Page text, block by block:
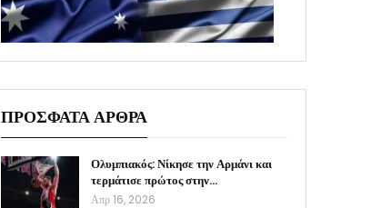
ΠΡΟΣΦΑΤΑ ΑΡΘΡΑ
Ολυμπιακός: Νίκησε την Αρμάνι και
τερμάτισε πρώτος στην…
Απρ 16, 2026